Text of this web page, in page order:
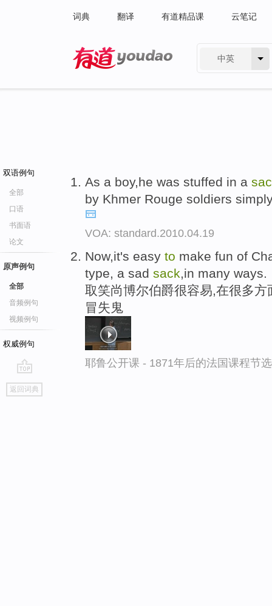
词典 翻译 有道精品课 云笔记
中英
双语例句
全部
口语
书面语
论文
原声例句
全部
音频例句
视频例句
权威例句
go
top
返回词典
As a boy,he was stuffed in a
by Khmer Rouge soldiers
VOA: standard.2010.04.19
Now,it's easy to make fun of
type, a sad sack,in many ways.
取笑尚博尔伯爵很容易,在很多
冒失鬼
耶鲁公开课 - 1871年后的法国课程节选